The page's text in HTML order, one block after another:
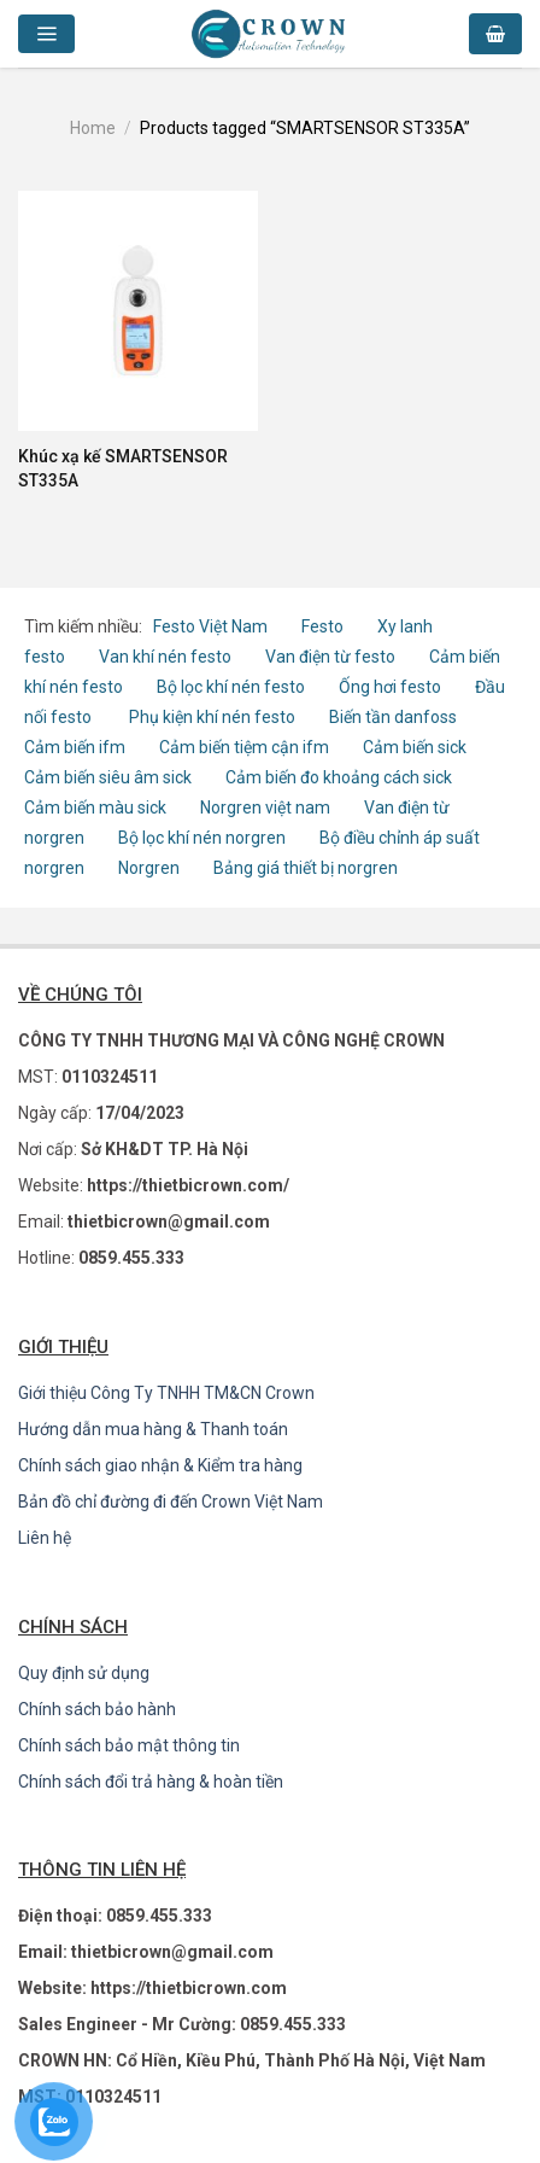
Skip
content
Home / Products tagged “SMARTSENSOR ST335A”
Khúc xạ kế SMARTSENSOR
ST335A
Tìm kiếm nhiều: Festo Việt Nam Festo
Xy lanh
festo
Van khí nén festo Van điện từ festo
Cảm biến
khí nén festo
Bộ lọc khí nén festo Ống hơi festo
Đầu
nối festo
Phụ kiện khí nén festo
Biến tần danfoss
Cảm biến ifm
Cảm biến tiệm cận ifm
Cảm biến sick
Cảm biến siêu âm sick
Cảm biến đo khoảng cách sick
Cảm biến màu sick
Norgren việt nam
Van điện từ
norgren
Bộ lọc khí nén norgren
Bộ điều chỉnh áp suất
norgren
Norgren Bảng giá thiết bị norgren
VỀ CHÚNG TÔI
CÔNG TY TNHH THƯƠNG MẠI VÀ CÔNG NGHỆ CROWN
MST: 0110324511
Ngày cấp: 17/04/2023
Nơi cấp: Sở KH&DT TP. Hà Nội
Website: https://thietbicrown.com/
Email: thietbicrown@gmail.com
Hotline: 0859.455.333
GIỚI THIỆU
Giới thiệu Công Ty TNHH TM&CN Crown
Hướng dẫn mua hàng & Thanh toán
Chính sách giao nhận & Kiểm tra hàng
Bản đồ chỉ đường đi đến Crown Việt Nam
Liên hệ
CHÍNH SÁCH
Quy định sử dụng
Chính sách bảo hành
Chính sách bảo mật thông tin
Chính sách đổi trả hàng & hoàn tiền
THÔNG TIN LIÊN HỆ
Điện thoại: 0859.455.333
Email: thietbicrown@gmail.com
Website: https://thietbicrown.com
Sales Engineer - Mr Cường: 0859.455.333
CROWN HN: Cổ Hiền, Kiều Phú, Thành Phố Hà Nội, Việt Nam
MST: 0110324511